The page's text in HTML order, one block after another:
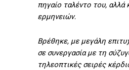
πηγαίο ταλέντο του, αλλά
ερμηνειών.
Βρέθηκε, με μεγάλη
σε συνεργασία με τη
τηλεοπτικές σειρές